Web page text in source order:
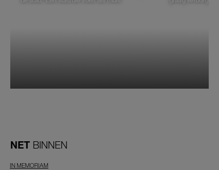
NET BINNEN
IN MEMORIAM